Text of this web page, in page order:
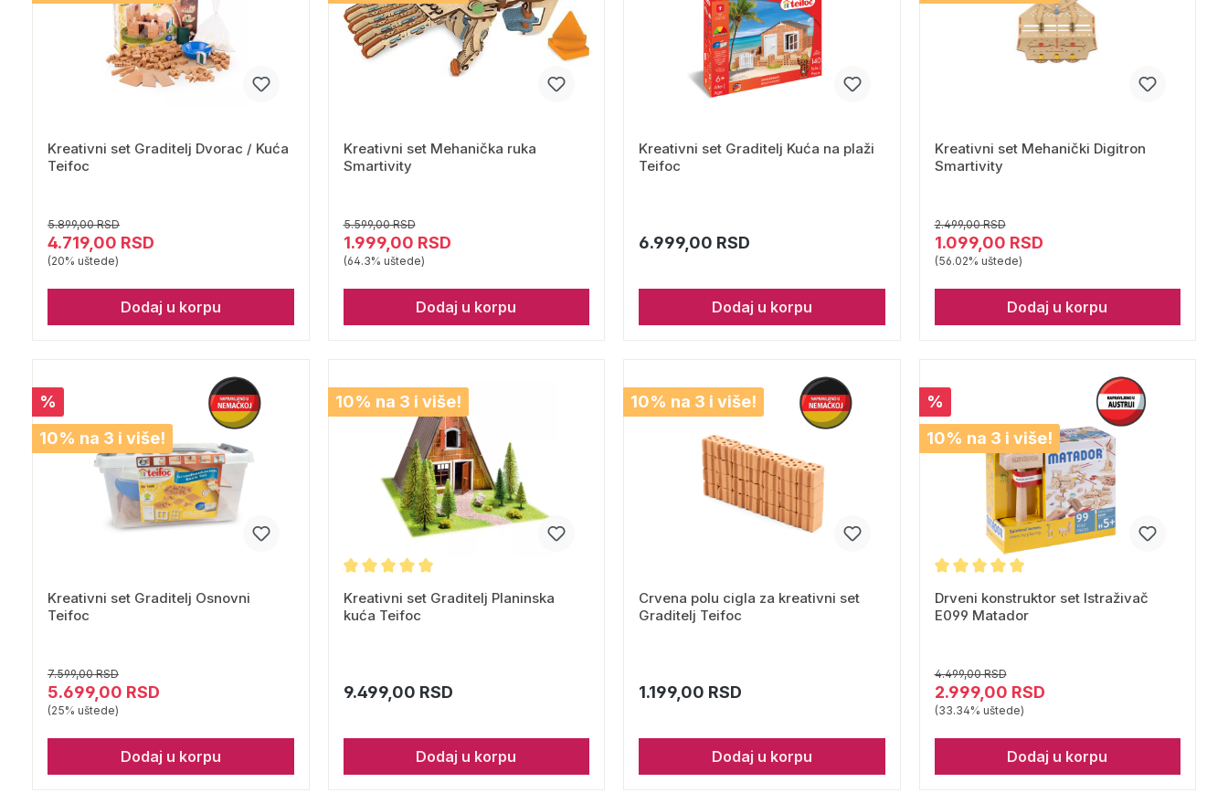
Kreativni set Graditelj Dvorac / Kuća
Teifoc
5.899,00 RSD
4.719,00 RSD
(20% uštede)
Dodaj u korpu
Kreativni set Mehanička ruka
Smartivity
5.599,00 RSD
1.999,00 RSD
(64.3% uštede)
Dodaj u korpu
Kreativni set Graditelj Kuća na plaži
Teifoc
6.999,00 RSD
Dodaj u korpu
Kreativni set Mehanički Digitron
Smartivity
2.499,00 RSD
1.099,00 RSD
(56.02% uštede)
Dodaj u korpu
%
10% na 3 i više!
Kreativni set Graditelj Osnovni
Teifoc
7.599,00 RSD
5.699,00 RSD
(25% uštede)
Dodaj u korpu
10% na 3 i više!
Kreativni set Graditelj Planinska
kuća Teifoc
9.499,00 RSD
Dodaj u korpu
10% na 3 i više!
Crvena polu cigla za kreativni set
Graditelj Teifoc
1.199,00 RSD
Dodaj u korpu
%
10% na 3 i više!
Drveni konstruktor set Istraživač
E099 Matador
4.499,00 RSD
2.999,00 RSD
(33.34% uštede)
Dodaj u korpu